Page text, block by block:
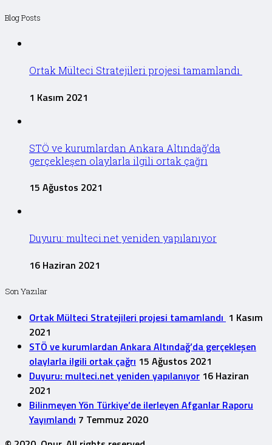
Blog Posts
Ortak Mülteci Stratejileri projesi tamamlandı
1 Kasım 2021
STÖ ve kurumlardan Ankara Altındağ’da
gerçekleşen olaylarla ilgili ortak çağrı
15 Ağustos 2021
Duyuru: multeci.net yeniden yapılanıyor
16 Haziran 2021
Son Yazılar
Ortak Mülteci Stratejileri projesi tamamlandı 1 Kasım
2021
STÖ ve kurumlardan Ankara Altındağ’da gerçekleşen
olaylarla ilgili ortak çağrı 15 Ağustos 2021
Duyuru: multeci.net yeniden yapılanıyor 16 Haziran
2021
Bilinmeyen Yön Türkiye’de ilerleyen Afganlar Raporu
Yayımlandı 7 Temmuz 2020